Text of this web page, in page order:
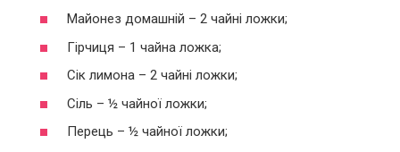
Майонез домашній – 2 чайні ложки;
Гірчиця – 1 чайна ложка;
Сік лимона – 2 чайні ложки;
Сіль – ½ чайної ложки;
Перець – ½ чайної ложки;